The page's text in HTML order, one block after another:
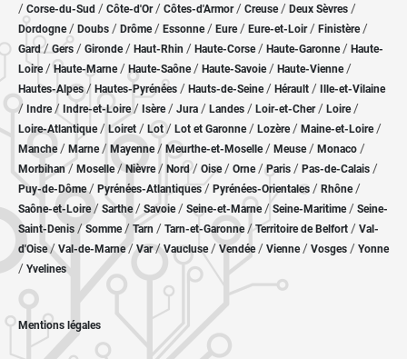
/ Corse-du-Sud / Côte-d'Or / Côtes-d'Armor/ Creuse/ Deux Sèvres /
Dordogne/ Doubs / Drôme/ Essonne / Eure/ Eure-et-Loir / Finistère/
Gard/Gers / Gironde/ Haut-Rhin / Haute-Corse/ Haute-Garonne/ Haute-
Loire/Haute-Marne/ Haute-Saône/ Haute-Savoie/ Haute-Vienne/
Hautes-Alpes/ Hautes-Pyrénées / Hauts-de-Seine/ Hérault / Ille-et-Vilaine
/ Indre/ Indre-et-Loire/ Isère/ Jura / Landes / Loir-et-Cher/ Loire/
Loire-Atlantique/ Loiret / Lot/ Lot et Garonne/ Lozère / Maine-et-Loire/
Manche/ Marne/ Mayenne/ Meurthe-et-Moselle/ Meuse/ Monaco /
Morbihan/ Moselle/ Nièvre / Nord/ Oise / Orne/Paris / Pas-de-Calais /
Puy-de-Dôme/ Pyrénées-Atlantiques / Pyrénées-Orientales / Rhône/
Saône-et-Loire/ Sarthe/ Savoie/ Seine-et-Marne/ Seine-Maritime/ Seine-
Saint-Denis /Somme/ Tarn / Tarn-et-Garonne/Territoire de Belfort / Val-
d'Oise/ Val-de-Marne/Var/Vaucluse/ Vendée/ Vienne/ Vosges / Yonne
/ Yvelines
Mentions légales